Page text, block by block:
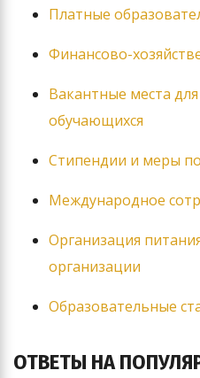
Платные
Финансово-
Вакантные места
обучающихся
Стипендии и меры
Международное
Организация
организации
Образовательные
ОТВЕТЫ НА